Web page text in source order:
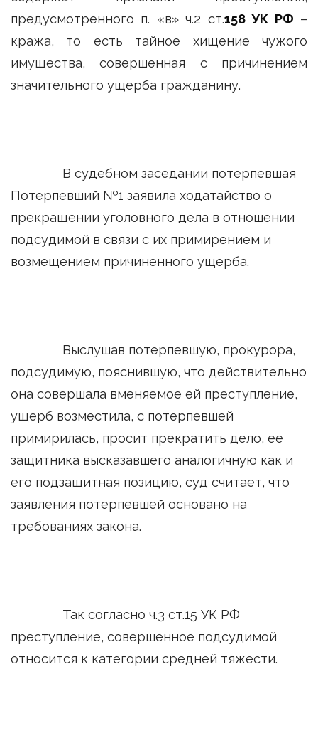
предусмотренного п. «в» ч.2 ст.158 УК РФ –
кража, то есть тайное хищение чужого
имущества, совершенная с причинением
значительного ущерба гражданину.
В судебном заседании потерпевшая
Потерпевший №1 заявила ходатайство о
прекращении уголовного дела в отношении
подсудимой в связи с их примирением и
возмещением причиненного ущерба.
Выслушав потерпевшую, прокурора,
подсудимую, пояснившую, что действительно
она совершала вменяемое ей преступление,
ущерб возместила, с потерпевшей
примирилась, просит прекратить дело, ее
защитника высказавшего аналогичную как и
его подзащитная позицию, суд считает, что
заявления потерпевшей основано на
требованиях закона.
Так согласно ч.3 ст.15 УК РФ
преступление, совершенное подсудимой
относится к категории средней тяжести.